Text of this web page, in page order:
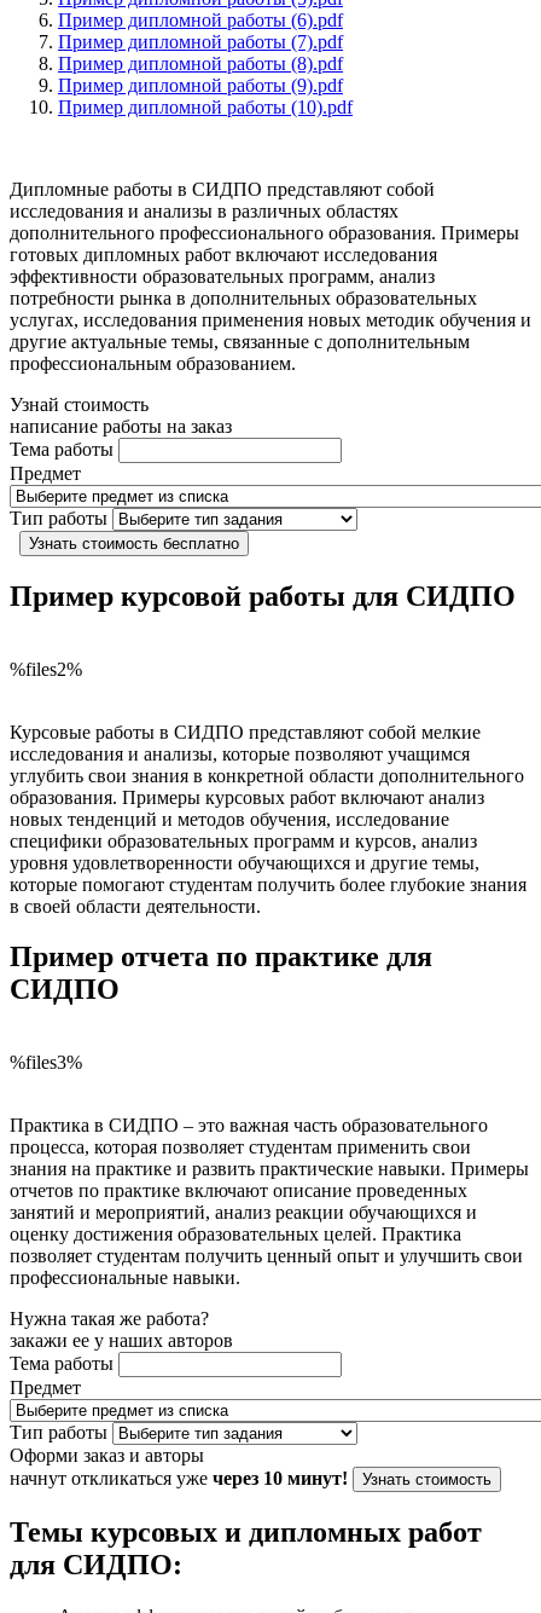
Пример дипломной работы (6).pdf
Пример дипломной работы (7).pdf
Пример дипломной работы (8).pdf
Пример дипломной работы (9).pdf
Пример дипломной работы (10).pdf
Дипломные работы в СИДПО представляют собой
исследования и анализы в различных областях
дополнительного профессионального образования. Примеры
готовых дипломных работ включают исследования
эффективности образовательных программ, анализ
потребности рынка в дополнительных образовательных
услугах, исследования применения новых методик обучения и
другие актуальные темы, связанные с дополнительным
профессиональным образованием.
Узнай стоимость
написание работы на заказ
Тема работы
Предмет
Тип работы
Узнать стоимость бесплатно
Пример курсовой работы для СИДПО
%files2%
Курсовые работы в СИДПО представляют собой мелкие
исследования и анализы, которые позволяют учащимся
углубить свои знания в конкретной области дополнительного
образования. Примеры курсовых работ включают анализ
новых тенденций и методов обучения, исследование
специфики образовательных программ и курсов, анализ
уровня удовлетворенности обучающихся и другие темы,
которые помогают студентам получить более глубокие знания
в своей области деятельности.
Пример отчета по практике для
СИДПО
%files3%
Практика в СИДПО – это важная часть образовательного
процесса, которая позволяет студентам применить свои
знания на практике и развить практические навыки. Примеры
отчетов по практике включают описание проведенных
занятий и мероприятий, анализ реакции обучающихся и
оценку достижения образовательных целей. Практика
позволяет студентам получить ценный опыт и улучшить свои
профессиональные навыки.
Нужна такая же работа?
закажи ее у наших авторов
Тема работы
Предмет
Тип работы
Оформи заказ и авторы
начнут откликаться уже через 10 минут! Узнать стоимость
Темы курсовых и дипломных работ
для СИДПО: